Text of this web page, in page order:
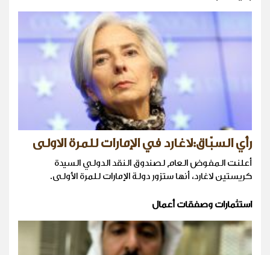
رأي السبّاق:لاغارد في الإمارات للمرة الاولى
أعلنت المفوض العام لصندوق النقد الدولي السيدة
كريستين لاغارد، أنها ستزور دولة الإمارات للمرة الأولى.
استثمارات وصفقات أعمال